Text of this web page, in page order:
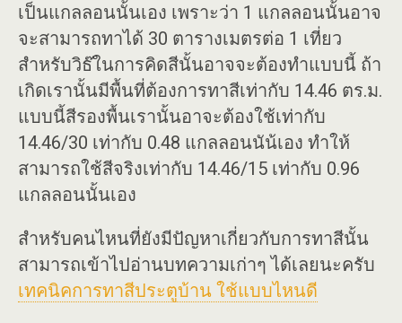
เป็นแกลลอนนั้นเอง เพราะว่า 1 แกลลอนนั้นอาจ
จะสามารถทาได้ 30 ตารางเมตรต่อ 1 เที่ยว
สำหรับวิธ๊ในการคิดสีนั้นอาจจะต้องทำแบบนี้ ถ้า
เกิดเรานั้นมีพื้นที่ต้องการทาสีเท่ากับ 14.46 ตร.ม.
แบบนี้สีรองพื้นเรานั้นอาจะต้องใช้เท่ากับ
14.46/30 เท่ากับ 0.48 แกลลอนนัน้เอง ทำให้
สามารถใช้สีจริงเท่ากับ 14.46/15 เท่ากับ 0.96
แกลลอนนั้นเอง
สำหรับคนไหนที่ยังมีปัญหาเกี่ยวกับการทาสีนั้น
สามารถเข้าไปอ่านบทความเก่าๆ ได้เลยนะครับ
เทคนิคการทาสีประตูบ้าน ใช้แบบไหนดี